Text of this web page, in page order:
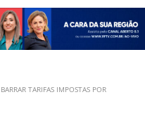
TARIFAS IMPOSTAS POR